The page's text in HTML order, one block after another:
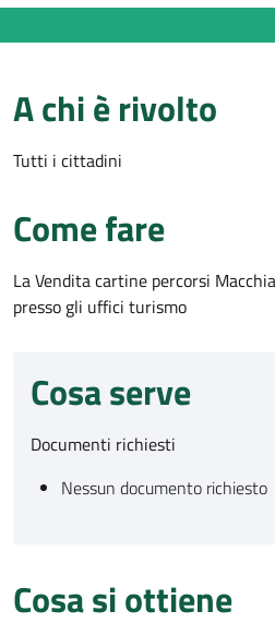
A chi è rivolto
Tutti i cittadini
Come fare
La Vendita cartine percorsi
presso gli uffici turismo
Cosa serve
Documenti richiesti
Nessun documento richiesto
Cosa si ottiene